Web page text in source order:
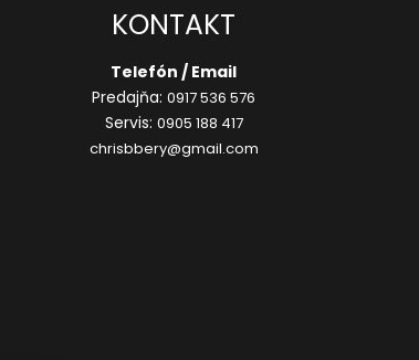
KONTAKT
Telefón / Email
Predajňa: 0917 536 576
Servis: 0905 188 417
chrisbbery@gmail.com